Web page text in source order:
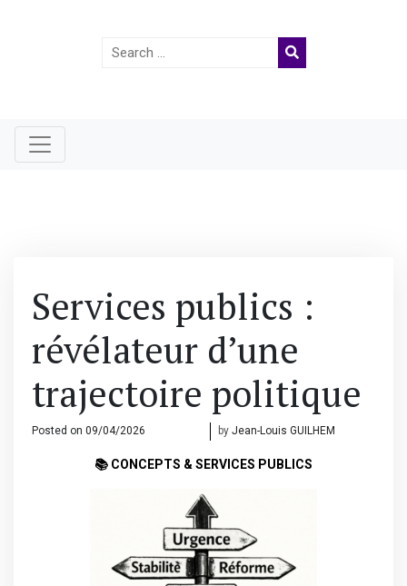
Search
Services publics :
révélateur d’une
trajectoire politique
Posted on 09/04/2026 by Jean-Louis GUILHEM
📚 CONCEPTS & SERVICES PUBLICS